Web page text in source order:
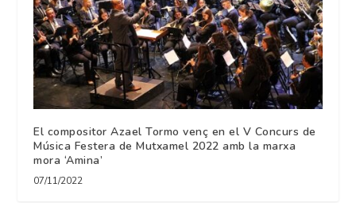
El compositor Azael Tormo venç en el V Concurs de
Música Festera de Mutxamel 2022 amb la marxa
mora ‘Amina’
07/11/2022